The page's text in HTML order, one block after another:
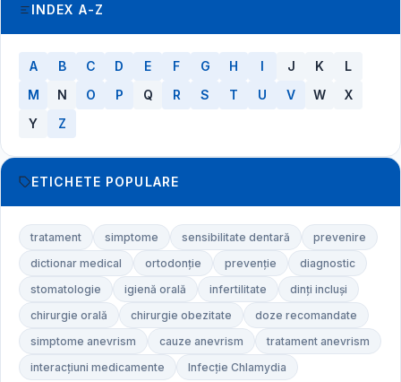
INDEX A-Z
A B C D E F G H I J K
L
M
N O P Q R S T U V W
X
Y
Z
ETICHETE POPULARE
tratament simptome sensibilitate dentară
prevenire
dictionar medical
ortodonție prevenție
diagnostic
stomatologie
igienă orală infertilitate
dinți incluși
chirurgie orală
chirurgie obezitate
doze recomandate
simptome anevrism
cauze anevrism
tratament anevrism
interacțiuni medicamente
Infecție Chlamydia